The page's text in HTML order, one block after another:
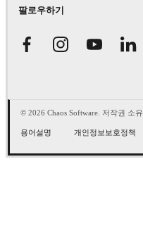
팔로우하기
© 2026 Chaos Software. 저작권 소유.
용어설명 개인정보보호정책